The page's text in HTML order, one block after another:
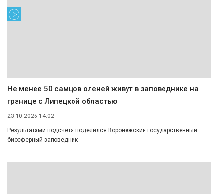
Не менее 50 самцов оленей живут в заповеднике на
границе с Липецкой областью
23.10.2025 14:02
Результатами подсчета поделился Воронежский государственный
биосферный заповедник